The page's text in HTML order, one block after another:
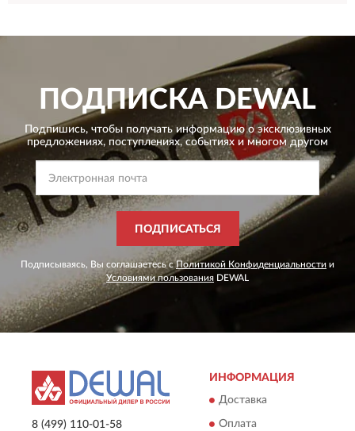
ПОДПИСКАDEWAL
Подпишись, чтобы получать информацию о эксклюзивных
предложениях, поступлениях, событиях и многом другом
ПОДПИСАТЬСЯ
Подписываясь, Вы соглашаетесь сПолитикой Конфиденциальности и
Условиями пользования DEWAL
8 (499) 110-01-58
ИНФОРМАЦИЯ
Доставка
Оплата